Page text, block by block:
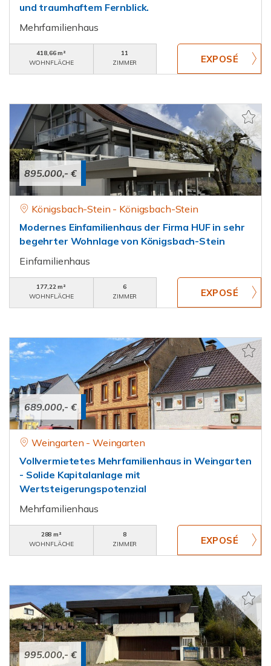
und traumhaftem Fernblick.
Mehrfamilienhaus
418,66 m²
WOHNFLÄCHE
11
ZIMMER
895.000,- €
Königsbach-Stein - Königsbach-Stein
Modernes Einfamilienhaus der Firma HUF in sehr
begehrter Wohnlage von Königsbach-Stein
Einfamilienhaus
177,22 m²
WOHNFLÄCHE
6
ZIMMER
689.000,- €
Weingarten - Weingarten
Vollvermietetes Mehrfamilienhaus in Weingarten
- Solide Kapitalanlage mit
Wertsteigerungspotenzial
Mehrfamilienhaus
288 m²
WOHNFLÄCHE
8
ZIMMER
995.000,- €